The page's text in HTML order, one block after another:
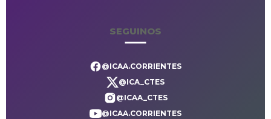
SEGUINOS
@ICAA.CORRIENTES
@ICA_CTES
@ICAA_CTES
@ICAA.CORRIENTES